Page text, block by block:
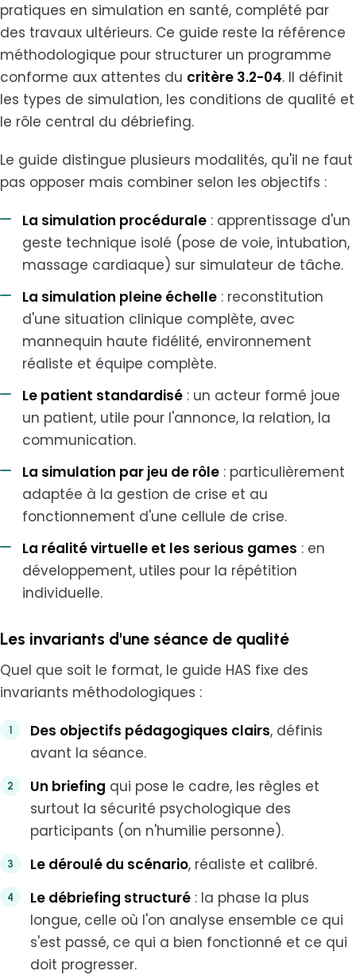
pratiques en simulation en santé, complété par
des travaux ultérieurs. Ce guide reste la référence
méthodologique pour structurer un programme
conforme aux attentes du critère 3.2-04. Il définit
les types de simulation, les conditions de qualité et
le rôle central du débriefing.
Le guide distingue plusieurs modalités, qu'il ne faut
pas opposer mais combiner selon les objectifs :
La simulation procédurale : apprentissage d'un
geste technique isolé (pose de voie, intubation,
massage cardiaque) sur simulateur de tâche.
La simulation pleine échelle : reconstitution
d'une situation clinique complète, avec
mannequin haute fidélité, environnement
réaliste et équipe complète.
Le patient standardisé : un acteur formé joue
un patient, utile pour l'annonce, la relation, la
communication.
La simulation par jeu de rôle : particulièrement
adaptée à la gestion de crise et au
fonctionnement d'une cellule de crise.
La réalité virtuelle et les serious games : en
développement, utiles pour la répétition
individuelle.
Les invariants d'une séance de qualité
Quel que soit le format, le guide HAS fixe des
invariants méthodologiques :
Des objectifs pédagogiques clairs, définis
avant la séance.
Un briefing qui pose le cadre, les règles et
surtout la sécurité psychologique des
participants (on n'humilie personne).
Le déroulé du scénario, réaliste et calibré.
Le débriefing structuré : la phase la plus
longue, celle où l'on analyse ensemble ce qui
s'est passé, ce qui a bien fonctionné et ce qui
doit progresser.